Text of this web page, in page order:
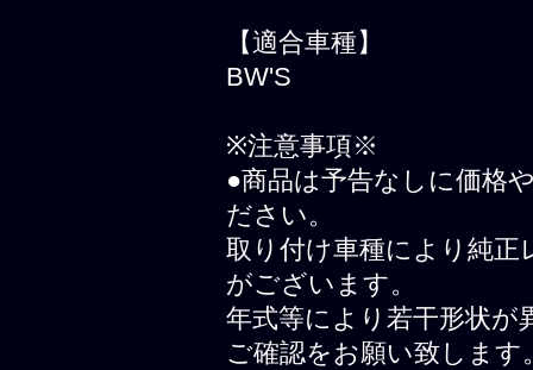
【適合車種】
BW'S
※注意事項※
●商品は予告なしに価格
ださい。
取り付け車種により純正
がございます。
年式等により若干形状が
ご確認をお願い致します